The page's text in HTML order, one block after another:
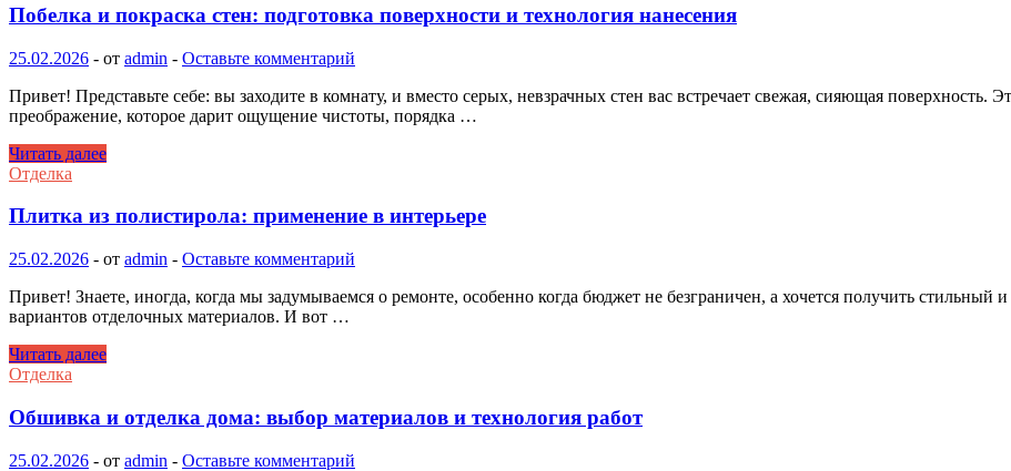
дома:
необходимость
и
материалы
Побелка и покраска стен: подготовка поверхности и технология нанесения
25.02.2026 - от admin - Оставьте комментарий
Привет! Представьте себе: вы заходите в комнату, и вместо серых, невзрачных стен вас встречает свежая, сияющая поверхность.
преображение, которое дарит ощущение чистоты, порядка …
Побелка
и
стен:
поверхности
и
технология
нанесения
Читать далее
Отделка
Плитка из полистирола: применение в интерьере
25.02.2026 - от admin - Оставьте комментарий
Привет! Знаете, иногда, когда мы задумываемся о ремонте, особенно когда бюджет не безграничен, а хочется получить
вариантов отделочных материалов. И вот …
Плитка
из
применение
в
интерьере
Читать далее
Отделка
Обшивка и отделка дома: выбор материалов и технология работ
25.02.2026 - от admin - Оставьте комментарий